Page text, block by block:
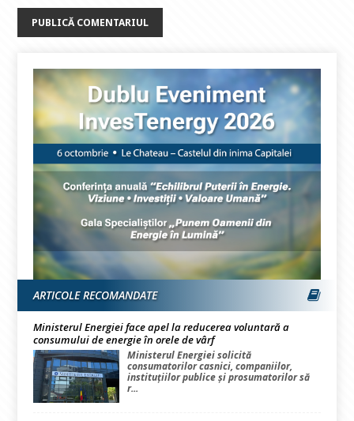
ARTICOLE RECOMANDATE
Ministerul Energiei face apel la reducerea voluntară a
consumului de energie în orele de vârf
Ministerul Energiei solicită
consumatorilor casnici, companiilor,
instituțiilor publice și prosumatorilor să
r...